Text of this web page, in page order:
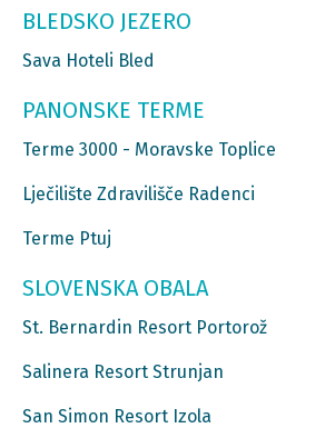
BLEDSKO JEZERO
Sava Hoteli Bled
PANONSKE TERME
Terme 3000 - Moravske Toplice
Lječilište Zdravilišče Radenci
Terme Ptuj
SLOVENSKA OBALA
St. Bernardin Resort Portorož
Salinera Resort Strunjan
San Simon Resort Izola